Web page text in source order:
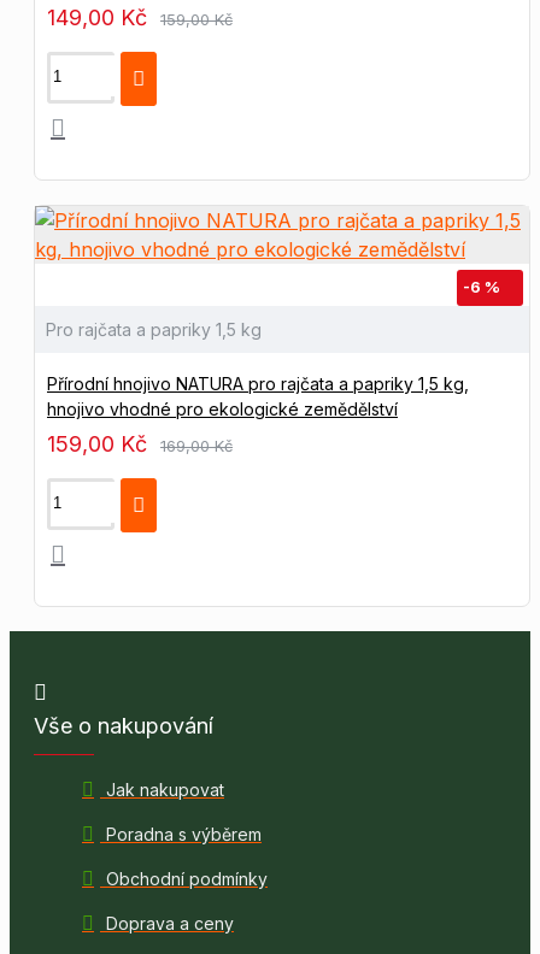
149,00 Kč 159,00 Kč
-6 %
Pro rajčata a papriky 1,5 kg
Přírodní hnojivo NATURA pro rajčata a papriky 1,5 kg,
hnojivo vhodné pro ekologické zemědělství
159,00 Kč 169,00 Kč
Vše o nakupování
Jak nakupovat
Poradna s výběrem
Obchodní podmínky
Doprava a ceny